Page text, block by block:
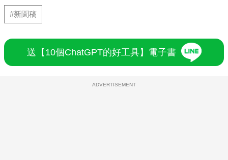
#新聞稿
送【10個ChatGPT的好工具】電子書
ADVERTISEMENT